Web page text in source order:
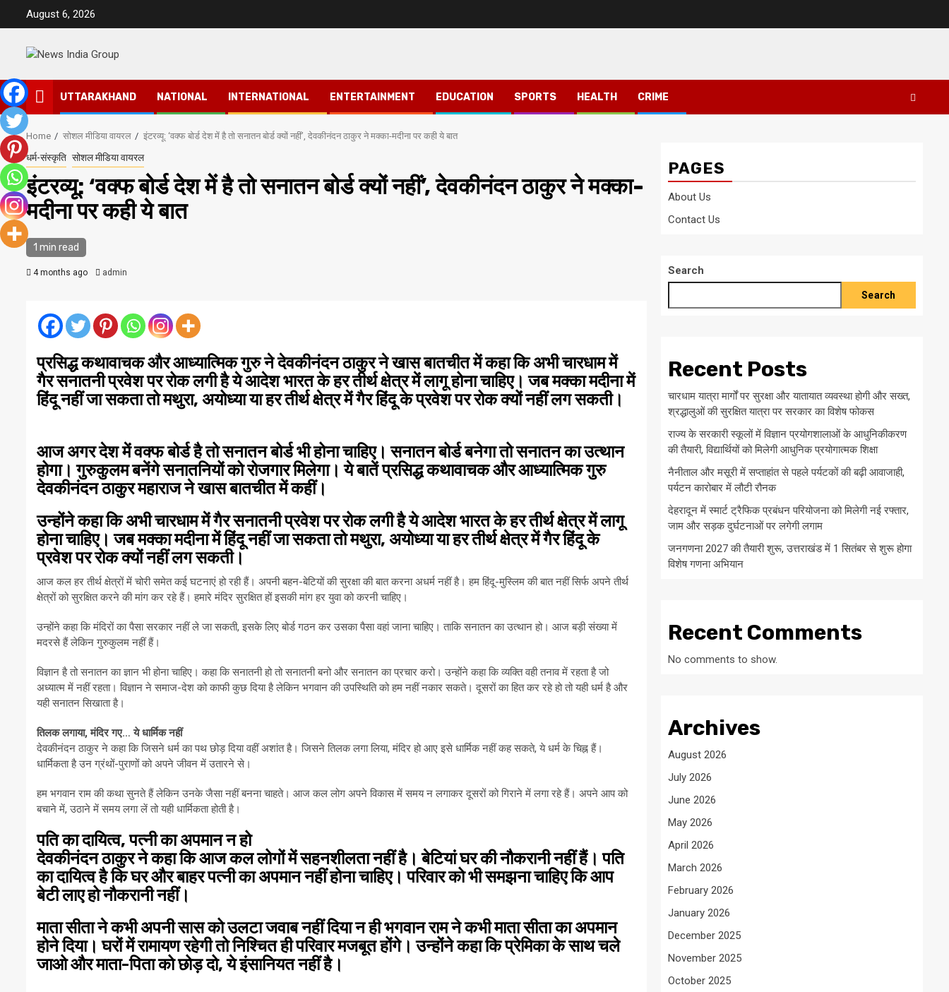
August 6, 2026
UTTARAKHAND NATIONAL INTERNATIONAL ENTERTAINMENT EDUCATION SPORTS HEALTH CRIME
Home सोशल मीडिया वायरल इंटरव्यू: ‘वक्फ बोर्ड देश में है तो सनातन बोर्ड क्यों नहीं’, देवकीनंदन ठाकुर ने मक्का-मदीना पर कही ये बात
धर्म-संस्कृति सोशल मीडिया वायरल
इंटरव्यू: ‘वक्फ बोर्ड देश में है तो सनातन बोर्ड क्यों नहीं’, देवकीनंदन ठाकुर ने मक्का-
मदीना पर कही ये बात
1 min read
4 months ago admin
प्रसिद्ध कथावाचक और आध्यात्मिक गुरु ने देवकीनंदन ठाकुर ने खास बातचीत में कहा कि अभी चारधाम में
गैर सनातनी प्रवेश पर रोक लगी है ये आदेश भारत के हर तीर्थ क्षेत्र में लागू होना चाहिए। जब मक्का मदीना में
हिंदू नहीं जा सकता तो मथुरा, अयोध्या या हर तीर्थ क्षेत्र में गैर हिंदू के प्रवेश पर रोक क्यों नहीं लग सकती।
आज अगर देश में वक्फ बोर्ड है तो सनातन बोर्ड भी होना चाहिए। सनातन बोर्ड बनेगा तो सनातन का उत्थान
होगा। गुरुकुलम बनेंगे सनातनियों को रोजगार मिलेगा। ये बातें प्रसिद्ध कथावाचक और आध्यात्मिक गुरु
देवकीनंदन ठाकुर महाराज ने खास बातचीत में कहीं।
उन्होंने कहा कि अभी चारधाम में गैर सनातनी प्रवेश पर रोक लगी है ये आदेश भारत के हर तीर्थ क्षेत्र में लागू
होना चाहिए। जब मक्का मदीना में हिंदू नहीं जा सकता तो मथुरा, अयोध्या या हर तीर्थ क्षेत्र में गैर हिंदू के
प्रवेश पर रोक क्यों नहीं लग सकती।
आज कल हर तीर्थ क्षेत्रों में चोरी समेत कई घटनाएं हो रही हैं। अपनी बहन-बेटियों की सुरक्षा की बात करना अधर्म नहीं है। हम हिंदू-मुस्लिम की बात नहीं सिर्फ अपने तीर्थ
क्षेत्रों को सुरक्षित करने की मांग कर रहे हैं। हमारे मंदिर सुरक्षित हों इसकी मांग हर युवा को करनी चाहिए।
उन्होंने कहा कि मंदिरों का पैसा सरकार नहीं ले जा सकती, इसके लिए बोर्ड गठन कर उसका पैसा वहां जाना चाहिए। ताकि सनातन का उत्थान हो। आज बड़ी संख्या में
मदरसे हैं लेकिन गुरुकुलम नहीं हैं।
विज्ञान है तो सनातन का ज्ञान भी होना चाहिए। कहा कि सनातनी हो तो सनातनी बनो और सनातन का प्रचार करो। उन्होंने कहा कि व्यक्ति वही तनाव में रहता है जो
अध्यात्म में नहीं रहता। विज्ञान ने समाज-देश को काफी कुछ दिया है लेकिन भगवान की उपस्थिति को हम नहीं नकार सकते। दूसरों का हित कर रहे हो तो यही धर्म है और
यही सनातन सिखाता है।
तिलक लगाया, मंदिर गए… ये धार्मिक नहीं
देवकीनंदन ठाकुर ने कहा कि जिसने धर्म का पथ छोड़ दिया वहीं अशांत है। जिसने तिलक लगा लिया, मंदिर हो आए इसे धार्मिक नहीं कह सकते, ये धर्म के चिह्न हैं।
धार्मिकता है उन ग्रंथों-पुराणों को अपने जीवन में उतारने से।
हम भगवान राम की कथा सुनते हैं लेकिन उनके जैसा नहीं बनना चाहते। आज कल लोग अपने विकास में समय न लगाकर दूसरों को गिराने में लगा रहे हैं। अपने आप को
बचाने में, उठाने में समय लगा लें तो यही धार्मिकता होती है।
पति का दायित्व, पत्नी का अपमान न हो
देवकीनंदन ठाकुर ने कहा कि आज कल लोगों में सहनशीलता नहीं है। बेटियां घर की नौकरानी नहीं हैं। पति
का दायित्व है कि घर और बाहर पत्नी का अपमान नहीं होना चाहिए। परिवार को भी समझना चाहिए कि आप
बेटी लाए हो नौकरानी नहीं।
माता सीता ने कभी अपनी सास को उलटा जवाब नहीं दिया न ही भगवान राम ने कभी माता सीता का अपमान
होने दिया। घरों में रामायण रहेगी तो निश्चित ही परिवार मजबूत होंगे। उन्होंने कहा कि प्रेमिका के साथ चले
जाओ और माता-पिता को छोड़ दो, ये इंसानियत नहीं है।
PAGES
About Us
Contact Us
Search
Search
Recent Posts
चारधाम यात्रा मार्गों पर सुरक्षा और यातायात व्यवस्था होगी और सख्त,
श्रद्धालुओं की सुरक्षित यात्रा पर सरकार का विशेष फोकस
राज्य के सरकारी स्कूलों में विज्ञान प्रयोगशालाओं के आधुनिकीकरण
की तैयारी, विद्यार्थियों को मिलेगी आधुनिक प्रयोगात्मक शिक्षा
नैनीताल और मसूरी में सप्ताहांत से पहले पर्यटकों की बढ़ी आवाजाही,
पर्यटन कारोबार में लौटी रौनक
देहरादून में स्मार्ट ट्रैफिक प्रबंधन परियोजना को मिलेगी नई रफ्तार,
जाम और सड़क दुर्घटनाओं पर लगेगी लगाम
जनगणना 2027 की तैयारी शुरू, उत्तराखंड में 1 सितंबर से शुरू होगा
विशेष गणना अभियान
Recent Comments
No comments to show.
Archives
August 2026
July 2026
June 2026
May 2026
April 2026
March 2026
February 2026
January 2026
December 2025
November 2025
October 2025